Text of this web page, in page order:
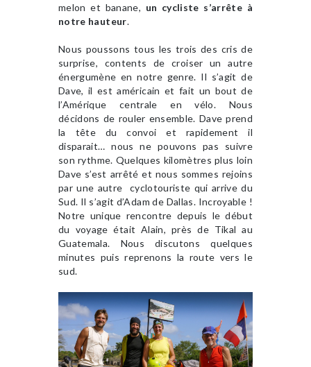
melon et banane, un cycliste s’arrête à
notre hauteur.
Nous poussons tous les trois des cris de
surprise, contents de croiser un autre
énergumène en notre genre. Il s’agit de
Dave, il est américain et fait un bout de
l’Amérique centrale en vélo. Nous
décidons de rouler ensemble. Dave prend
la tête du convoi et rapidement il
disparait… nous ne pouvons pas suivre
son rythme. Quelques kilomètres plus loin
Dave s’est arrêté et nous sommes rejoins
par une autre cyclotouriste qui arrive du
Sud. Il s’agit d’Adam de Dallas. Incroyable !
Notre unique rencontre depuis le début
du voyage était Alain, près de Tikal au
Guatemala. Nous discutons quelques
minutes puis reprenons la route vers le
sud.